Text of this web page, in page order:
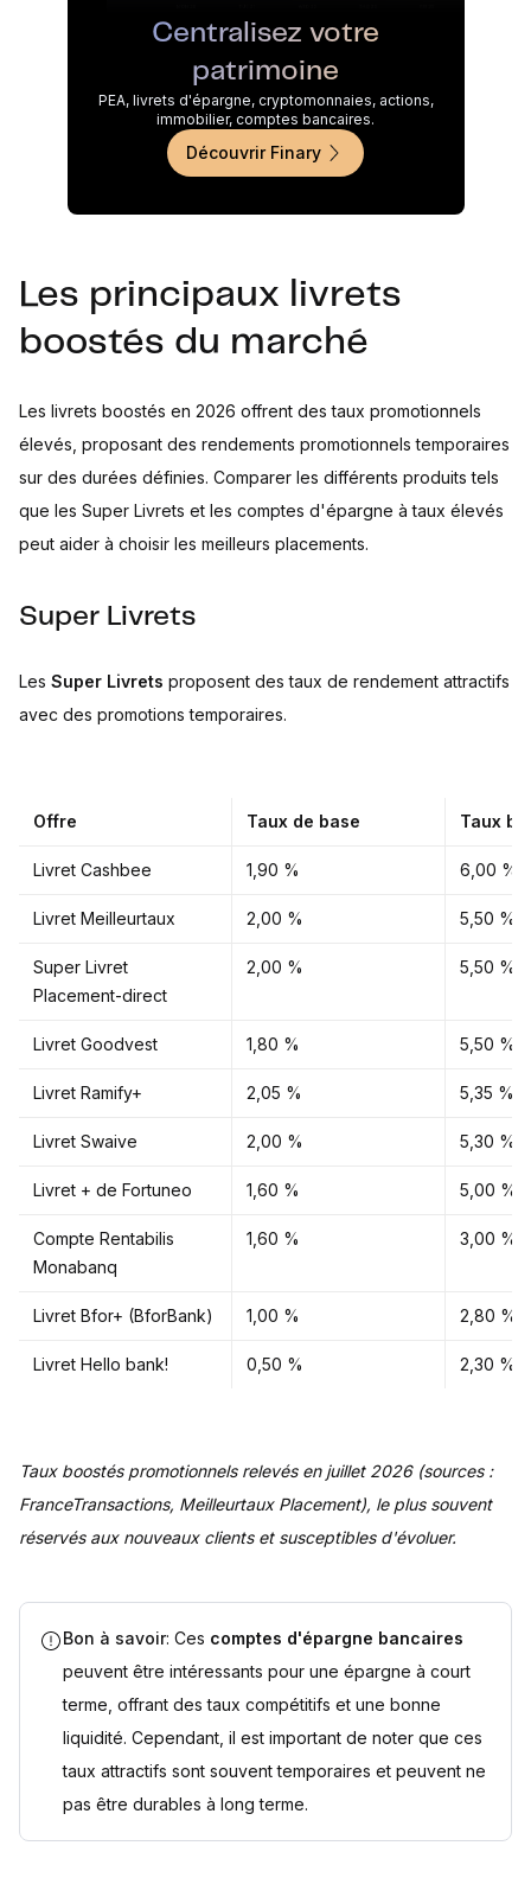
Centralisez votre
patrimoine
PEA, livrets d'épargne, cryptomonnaies, actions,
immobilier, comptes bancaires.
Découvrir Finary
Les principaux livrets
boostés du marché
Les livrets boostés en 2026 offrent des taux promotionnels
élevés, proposant des rendements promotionnels temporaires
sur des durées définies. Comparer les différents produits tels
que les Super Livrets et les comptes d'épargne à taux élevés
peut aider à choisir les meilleurs placements.
Super Livrets
Les Super Livrets proposent des taux de rendement attractifs
avec des promotions temporaires.
Offre Taux de base Taux
Livret Cashbee 1,90 % 6,00 %
Livret Meilleurtaux 2,00 % 5,50 %
Super Livret
Placement-direct
2,00 % 5,50 %
Livret Goodvest 1,80 % 5,50 %
Livret Ramify+ 2,05 % 5,35 %
Livret Swaive 2,00 % 5,30 %
Livret + de Fortuneo 1,60 % 5,00 %
Compte Rentabilis
Monabanq
1,60 % 3,00 %
Livret Bfor+ (BforBank) 1,00 % 2,80 %
Livret Hello bank! 0,50 % 2,30 %
Taux boostés promotionnels relevés en juillet 2026 (sources :
FranceTransactions, Meilleurtaux Placement), le plus souvent
réservés aux nouveaux clients et susceptibles d'évoluer.
Bon à savoir: Ces comptes d'épargne bancaires
peuvent être intéressants pour une épargne à court
terme, offrant des taux compétitifs et une bonne
liquidité. Cependant, il est important de noter que ces
taux attractifs sont souvent temporaires et peuvent ne
pas être durables à long terme.